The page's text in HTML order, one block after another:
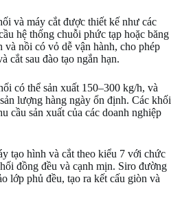
và máy cắt được thiết kế như các
hệ thống chuỗi phức tạp hoặc băng
nồi có vỏ dễ vận hành, cho phép
cắt sau đào tạo ngắn hạn.
có thể sản xuất 150–300 kg/h, và
lượng hàng ngày ổn định. Các khối
cầu sản xuất của các doanh nghiệp
tạo hình và cắt theo kiểu 7 với chức
đồng đều và cạnh mịn. Siro đường
lớp phủ đều, tạo ra kết cấu giòn và